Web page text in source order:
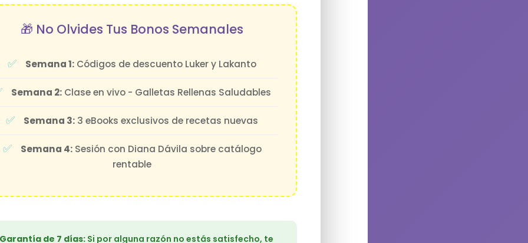
🎁 No Olvides Tus Bonos Semanales
Semana 1: Códigos de descuento Luker y Lakanto
Semana 2:Clase en vivo - Galletas Rellenas Saludables
Semana 3: 3 eBooks exclusivos de recetas nuevas
Semana 4:Sesión con Diana Dávila sobre catálogo
rentable
Garantía de 7 días: Si por alguna razón no estás satisfecho, te